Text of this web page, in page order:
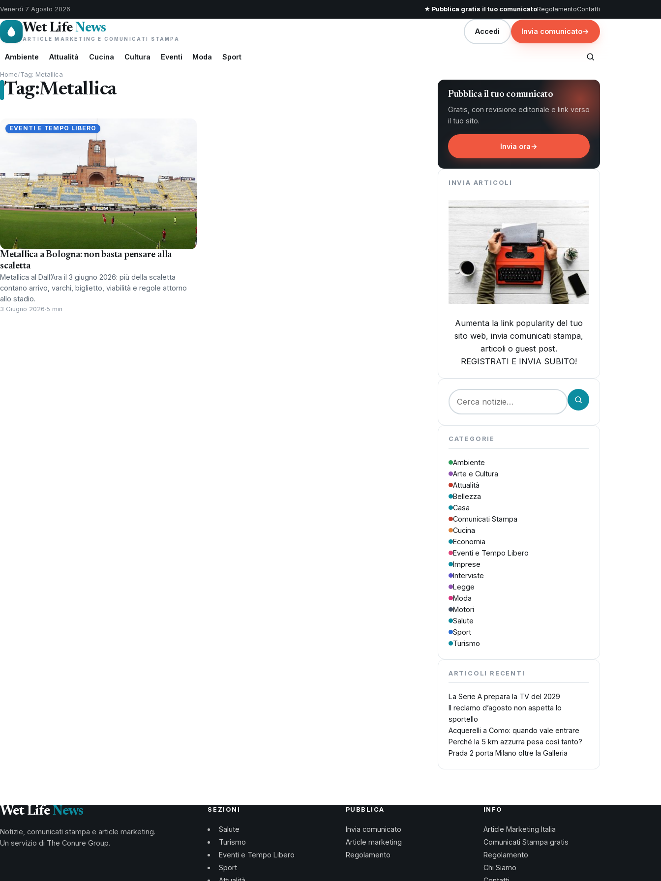
Venerdì 7 Agosto 2026 ★ Pubblica gratis il tuo comunicatoRegolamentoContatti
Wet LifeNews
ARTICLE MARKETING E COMUNICATI STAMPA
Accedi Invia comunicato→
Ambiente Attualità Cucina Cultura Eventi Moda Sport
Home/Tag: Metallica
Tag:Metallica
EVENTI E TEMPO LIBERO
Metallica a Bologna: non basta pensare alla
scaletta
Metallica al Dall’Ara il 3 giugno 2026: più della scaletta
contano arrivo, varchi, biglietto, viabilità e regole attorno
allo stadio.
3 Giugno 2026 5 min
Pubblica il tuo comunicato
Gratis, con revisione editoriale e link verso
il tuo sito.
Invia ora→
INVIA ARTICOLI
Aumenta la link popularity del tuo
sito web, invia comunicati stampa,
articoli o guest post.
REGISTRATI E INVIA SUBITO!
Cerca:
CATEGORIE
Ambiente
Arte e Cultura
Attualità
Bellezza
Casa
Comunicati Stampa
Cucina
Economia
Eventi e Tempo Libero
Imprese
Interviste
Legge
Moda
Motori
Salute
Sport
Turismo
ARTICOLI RECENTI
La Serie A prepara la TV del 2029
Il reclamo d’agosto non aspetta lo
sportello
Acquerelli a Como: quando vale entrare
Perché la 5 km azzurra pesa così tanto?
Prada 2 porta Milano oltre la Galleria
Wet Life News
Notizie, comunicati stampa e article marketing.
Un servizio di The Conure Group.
SEZIONI
Salute
Turismo
Eventi e Tempo Libero
Sport
PUBBLICA
Invia comunicato
Article marketing
Regolamento
INFO
Article Marketing Italia
Comunicati Stampa gratis
Regolamento
Chi Siamo